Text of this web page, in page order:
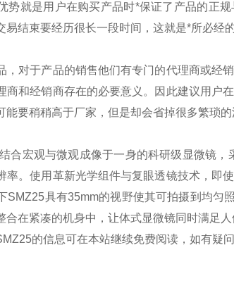
势就是用户在购买产品时*保证了产品的正
结束要经历很长一段时间，这就是*所必经
，对于产品的销售他们有专门的代理商或经
商和经销商存在的必要意义。因此建议用户
要稍稍高于厂家，但是却会省掉很多繁琐的
合宏观与微观成像于一身的科研级显微镜
率。使用革新光学组件与复眼透镜技术，即
SMZ25具有35mm的视野使其可拍摄到均匀
在紧凑的机身中，让体式显微镜同时满足人
的信息可在本站继续免费阅读，如有疑